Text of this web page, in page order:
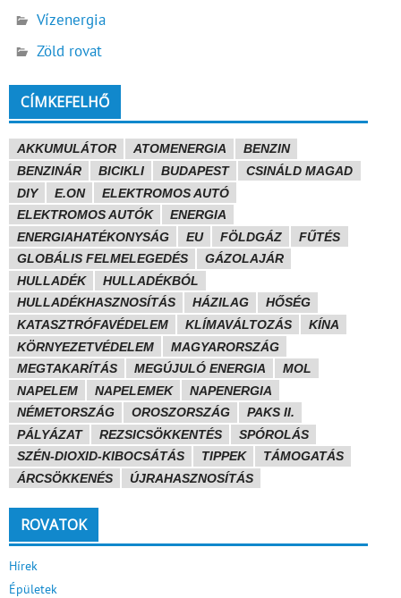
Vízenergia
Zöld rovat
CÍMKEFELHŐ
AKKUMULÁTOR ATOMENERGIA
BENZIN
BENZINÁR
BICIKLI BUDAPEST
CSINÁLD MAGAD
DIY
E.ON
ELEKTROMOS AUTÓ
ELEKTROMOS AUTÓK
ENERGIA
ENERGIAHATÉKONYSÁG
EU FÖLDGÁZ
FŰTÉS
GLOBÁLIS FELMELEGEDÉS
GÁZOLAJÁR
HULLADÉK
HULLADÉKBÓL
HULLADÉKHASZNOSÍTÁS
HÁZILAG
HŐSÉG
KATASZTRÓFAVÉDELEM
KLÍMAVÁLTOZÁS
KÍNA
KÖRNYEZETVÉDELEM
MAGYARORSZÁG
MEGTAKARÍTÁS
MEGÚJULÓ ENERGIA
MOL
NAPELEM
NAPELEMEK
NAPENERGIA
NÉMETORSZÁG
OROSZORSZÁG
PAKS II.
PÁLYÁZAT
REZSICSÖKKENTÉS
SPÓROLÁS
SZÉN-DIOXID-KIBOCSÁTÁS
TIPPEK
TÁMOGATÁS
ÁRCSÖKKENÉS
ÚJRAHASZNOSÍTÁS
ROVATOK
Hírek
Épületek